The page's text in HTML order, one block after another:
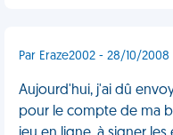
Par Eraze2002 - 28/10/2008
Aujourd'hui, j'ai dû
pour le compte de ma